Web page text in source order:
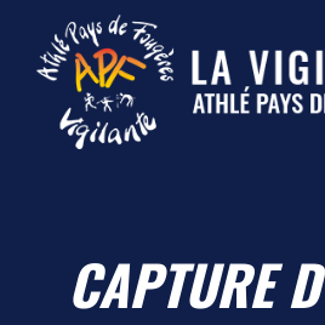
Passer
contenu
Accueil
Le Club
CAPTURE